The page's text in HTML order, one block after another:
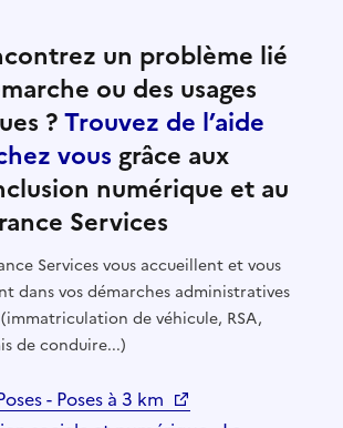
un problème lié
ou des usages
?Trouvez de l’aide
vous grâce aux
numérique et au
Services
Services vous accueillent et vous
dans vos démarches administratives
de véhicule, RSA,
de conduire...)
- Poses à 3 km